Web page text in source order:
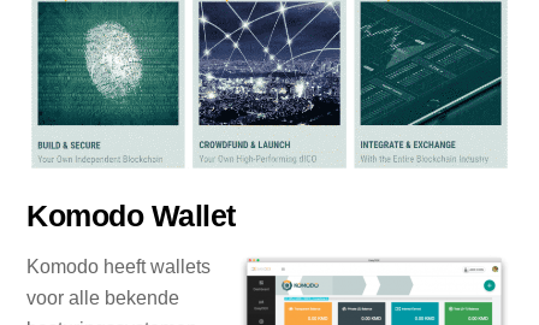
Komodo Wallet
Komodo heeft wallets
voor alle bekende